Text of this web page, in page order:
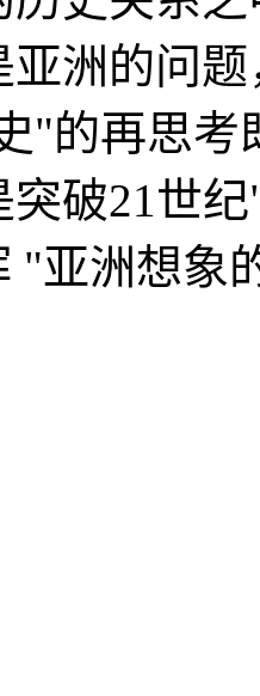
亚洲的问
"的再思考
突破21世
"亚洲想象